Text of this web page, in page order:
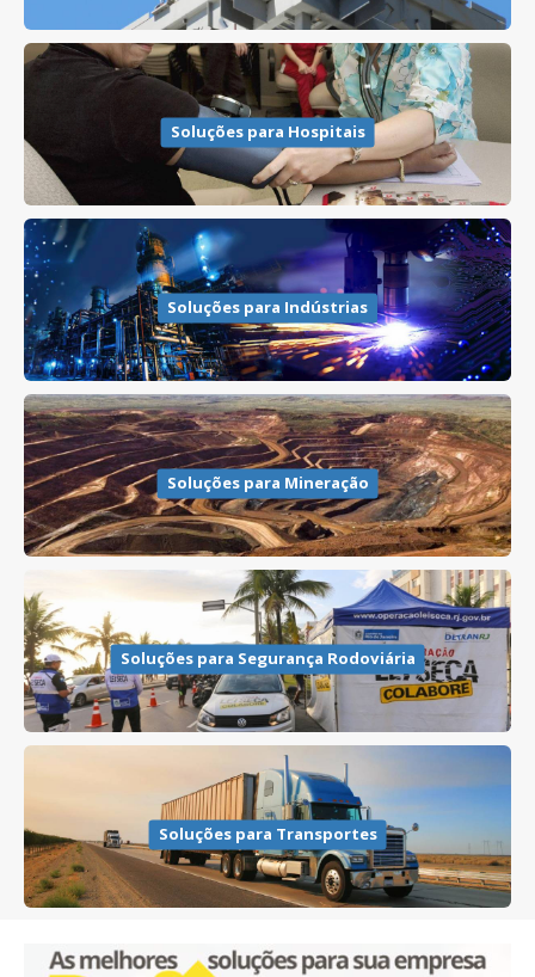
Soluções para Hospitais
Soluções para Indústrias
Soluções para Mineração
Soluções para Segurança Rodoviária
Soluções para Transportes